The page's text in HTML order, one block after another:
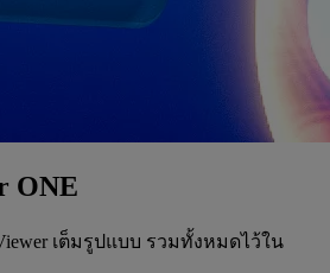
ONE
เต็มรูปแบบ รวมทั้งหมดไว้ใน